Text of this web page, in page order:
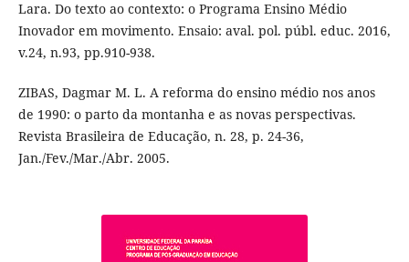
Lara. Do texto ao contexto: o Programa Ensino Médio
Inovador em movimento. Ensaio: aval. pol. públ. educ. 2016,
v.24, n.93, pp.910-938.
ZIBAS, Dagmar M. L. A reforma do ensino médio nos anos
de 1990: o parto da montanha e as novas perspectivas.
Revista Brasileira de Educação, n. 28, p. 24-36,
Jan./Fev./Mar./Abr. 2005.